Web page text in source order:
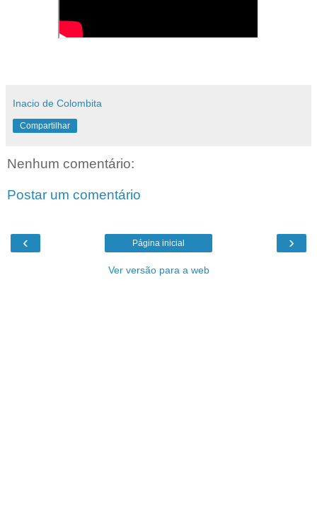
Inacio de Colombita
Compartilhar
Nenhum comentário:
Postar um comentário
‹ ›
Página inicial
Ver versão para a web